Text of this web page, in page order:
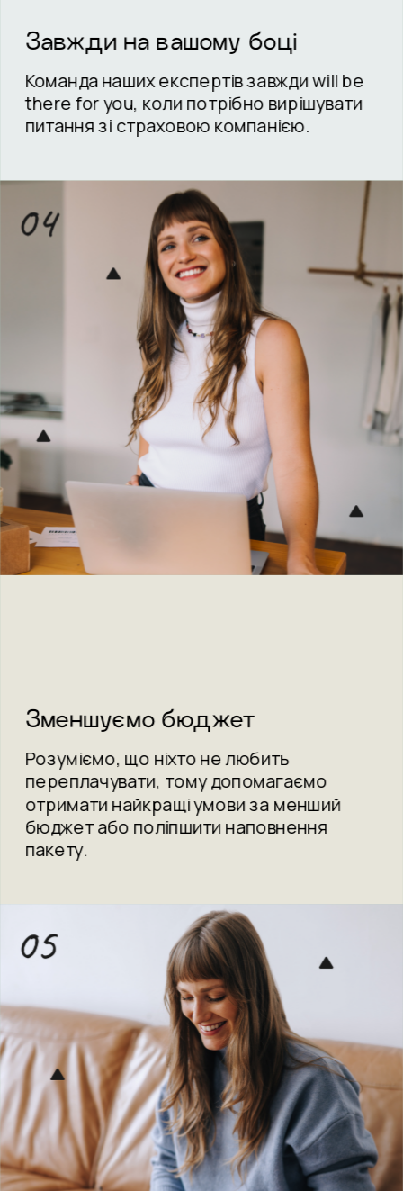
Завжди на вашому боці
Команда наших експертів завжди will be
there for you, коли потрібно вирішувати
питання зі страховою компанією.
Зменшуємо бюджет
Розуміємо, що ніхто не любить
переплачувати, тому допомагаємо
отримати найкращі умови за менший
бюджет або поліпшити наповнення
пакету.